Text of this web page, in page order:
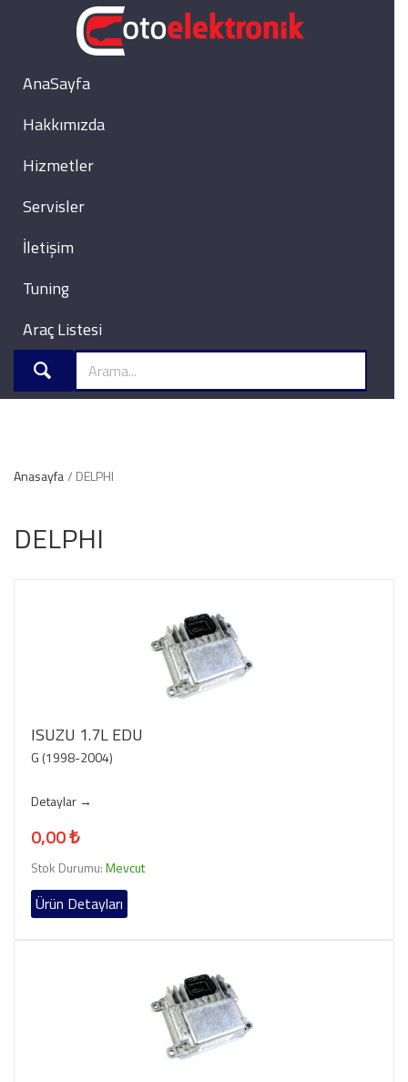
AnaSayfa
Hakkımızda
Hizmetler
Servisler
İletişim
Tuning
Araç Listesi
Anasayfa DELPHI
DELPHI
ISUZU 1.7L EDU
G (1998-2004)
Detaylar →
0,00 ₺
Stok Durumu:Mevcut
Ürün Detayları